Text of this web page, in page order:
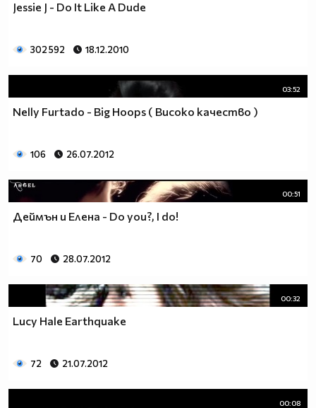
Jessie J - Do It Like A Dude
302 592 18.12.2010
03:52
Nelly Furtado - Big Hoops ( Високо качество )
106 26.07.2012
00:51
Деймън и Елена - Do you?, I do!
70 28.07.2012
00:32
Lucy Hale Earthquake
72 21.07.2012
00:08